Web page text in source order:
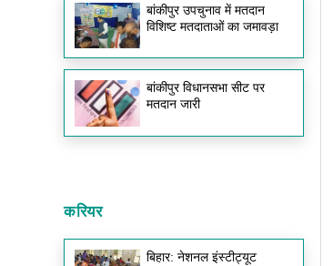
बांकीपुर उपचुनाव में मतदान
विशिष्ट मतदाताओं का जमावड़ा
बांकीपुर विधानसभा सीट पर
मतदान जारी
करियर
बिहार: नेशनल इंस्टीट्यूट